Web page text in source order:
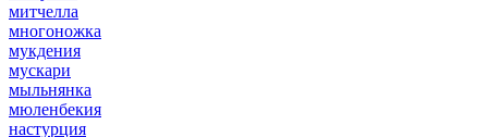
митчелла
многоножка
мукдения
мускари
мыльнянка
мюленбекия
настурция